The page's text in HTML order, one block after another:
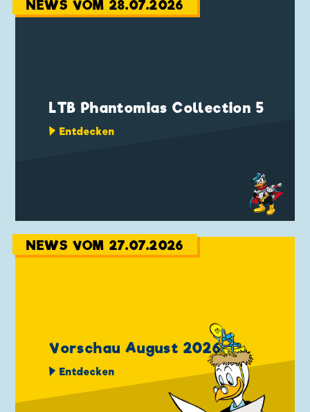
NEWS VOM 28.07.2026
LTB Phantomias Collection 5
Entdecken
NEWS VOM 27.07.2026
Vorschau August 2026
Entdecken